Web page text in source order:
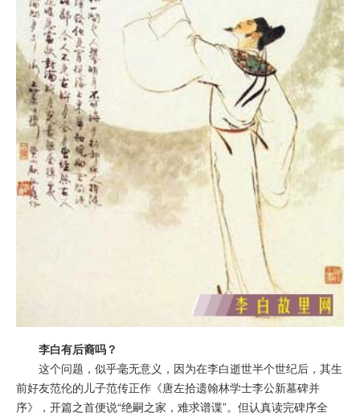
李白有后裔吗？
这个问题，似乎毫无意义，因为在李白逝世半个世纪后，其生
前好友范伦的儿子范传正作《唐左拾遗翰林学士李公新墓碑并
序》，开篇之首便说“绝嗣之家，难求谱谍”。但认真读完碑序全